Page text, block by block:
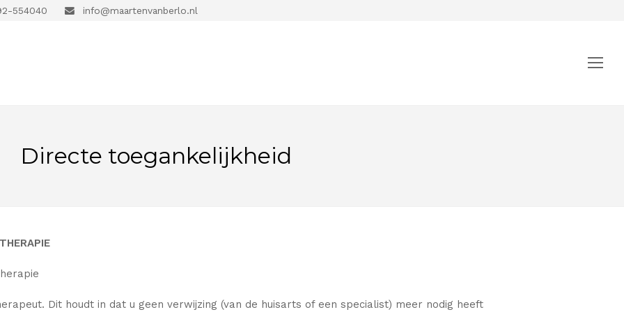
554040 info@maartenvanberlo.nl
Directe toegankelijkheid
Dit houdt in dat u geen verwijzing (van de huisarts of een specialist) meer nodig heeft